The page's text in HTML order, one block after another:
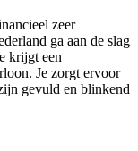
zeer
ga aan de slag
krijgt een
Je zorgt ervoor
gevuld en blinkend